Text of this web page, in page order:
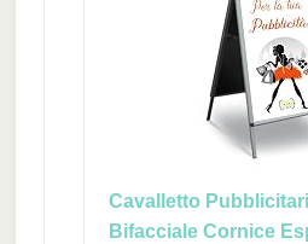
Cavalletto
Bifacciale Cornice